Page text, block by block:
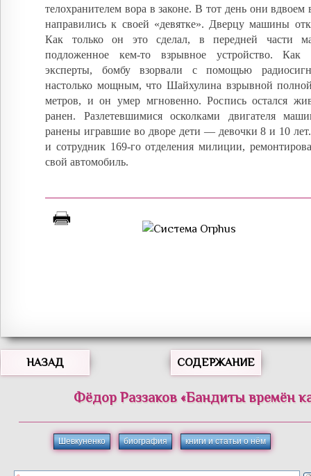
телохранителем вора в законе. В тот день они
направились к своей «девятке». Дверцу машины
Как только он это сделал, в передней части
подложенное кем-то взрывное устройство. Как
эксперты, бомбу взорвали с помощью
настолько мощным, что Шайхулина взрывной
метров, и он умер мгновенно. Роспись остался
ранен. Разлетевшимися осколками двигателя
ранены игравшие во дворе дети — девочки 8 и 10
и сотрудник 169-го отделения милиции,
свой автомобиль.
НАЗАД СОДЕРЖАНИЕ
Фёдор Раззаков«Бандиты времён
Шевкуненко биография книги и статьи о нём